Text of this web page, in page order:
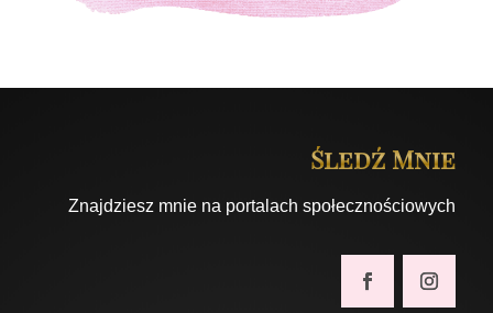
Śledź Mnie
Znajdziesz mnie na portalach społecznościowych